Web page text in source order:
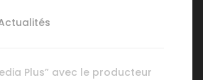
Plus” avec le producteur